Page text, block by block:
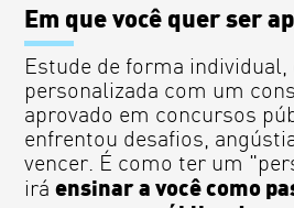
Em que você quer ser
Estude de forma individual,
personalizada com um
aprovado em concursos
enfrentou desafios,
vencer. É como ter um
iráensinar a você como